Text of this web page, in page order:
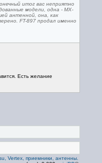
итог вас неприятно
модели, одна - MX-
антенной, она, как
FT-897 продал именно
Есть желание
Vertex, приемники, антенны.